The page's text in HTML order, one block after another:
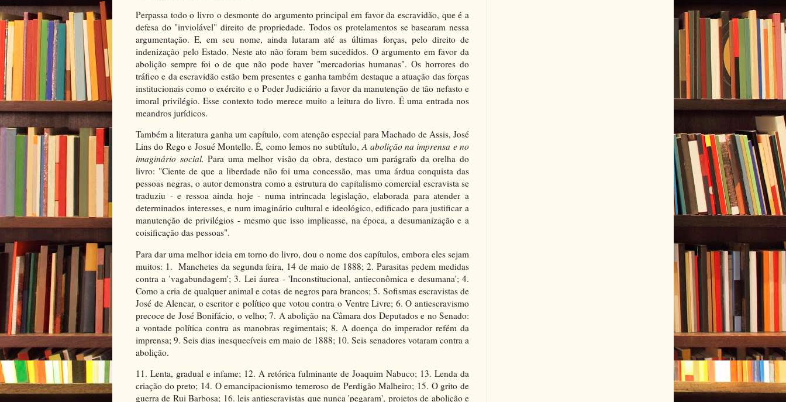
Perpassa todo o livro o desmonte do argumento principal em favor da escravidão, que é a
defesa do "inviolável" direito de propriedade. Todos os protelamentos se basearam nessa
argumentação. E, em seu nome, ainda lutaram até as últimas forças, pelo direito de
indenização pelo Estado. Neste ato não foram bem sucedidos. O argumento em favor da
abolição sempre foi o de que não pode haver "mercadorias humanas". Os horrores do
tráfico e da escravidão estão bem presentes e ganha também destaque a atuação das forças
institucionais como o exército e o Poder Judiciário a favor da manutenção de tão nefasto e
imoral privilégio. Esse contexto todo merece muito a leitura do livro. É uma entrada nos
meandros jurídicos.
Também a literatura ganha um capítulo, com atenção especial para Machado de Assis, José
Lins do Rego e Josué Montello. É, como lemos no subtítulo,A abolição na imprensa e no
imaginário social.Para uma melhor visão da obra, destaco um parágrafo da orelha do
livro: "Ciente de que a liberdade não foi uma concessão, mas uma árdua conquista das
pessoas negras, o autor demonstra como a estrutura do capitalismo comercial escravista se
traduziu - e ressoa ainda hoje - numa intrincada legislação, elaborada para atender a
determinados interesses, e num imaginário cultural e ideológico, edificado para justificar a
manutenção de privilégios - mesmo que isso implicasse, na época, a desumanização e a
coisificação das pessoas".
Para dar uma melhor ideia em torno do livro, dou o nome dos capítulos, embora eles sejam
muitos: 1. Manchetes da segunda feira, 14 de maio de 1888; 2. Parasitas pedem medidas
contra a 'vagabundagem'; 3. Lei áurea - 'Inconstitucional, antieconômica e desumana'; 4.
Como a cria de qualquer animal e cotas de negros para brancos; 5. Sofismas escravistas de
José de Alencar, o escritor e político que votou contra o Ventre Livre; 6. O antiescravismo
precoce de José Bonifácio, o velho; 7. A abolição na Câmara dos Deputados e no Senado:
a vontade política contra as manobras regimentais; 8. A doença do imperador refém da
imprensa; 9. Seis dias inesquecíveis em maio de 1888; 10. Seis senadores votaram contra a
abolição.
11. Lenta, gradual e infame; 12. A retórica fulminante de Joaquim Nabuco; 13. Lenda da
criação do preto; 14. O emancipacionismo temeroso de Perdigão Malheiro; 15. O grito de
guerra de Rui Barbosa; 16. leis antiescravistas que nunca 'pegaram', projetos de abolição e